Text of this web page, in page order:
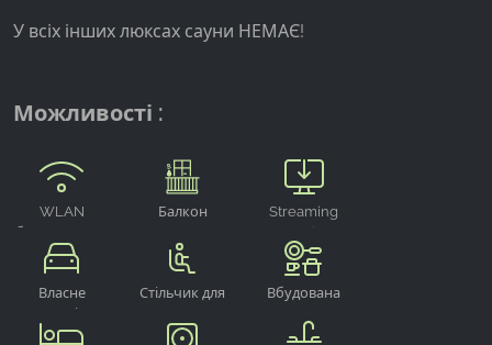
У всіх інших люксах сауни НЕМАЄ!
Можливості :
WLAN
безкоштовно
Балкон
Streaming
Sonstige
Власне
паркомісце
Стільчик для
дітей
Вбудована
Cookie duration: